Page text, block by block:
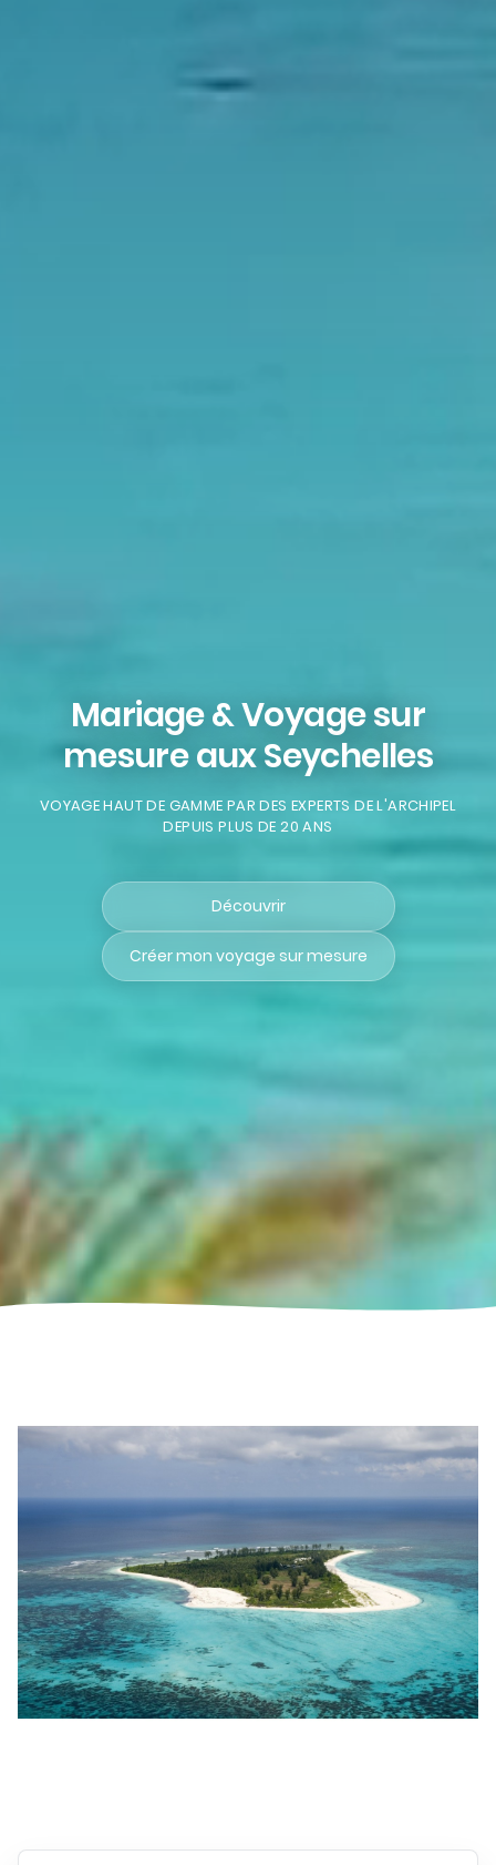
Mariage & Voyage sur
mesure aux Seychelles
VOYAGE HAUT DE GAMME PAR DES EXPERTS DE L'ARCHIPEL
DEPUIS PLUS DE 20 ANS
Découvrir
Créer mon voyage sur mesure